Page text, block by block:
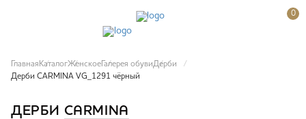
0
Главная КаталогЖенское Галерея обувиДерби
Дерби CARMINA VG_1291 чёрный
ДЕРБИ CARMINA